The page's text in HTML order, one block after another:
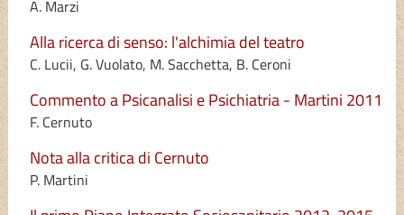
A. Marzi
Alla ricerca di senso: l'alchimia del teatro
C. Lucii, G. Vuolato, M. Sacchetta, B. Ceroni
Commento a Psicanalisi e Psichiatria - Martini 2011
F. Cernuto
Nota alla critica di Cernuto
P. Martini